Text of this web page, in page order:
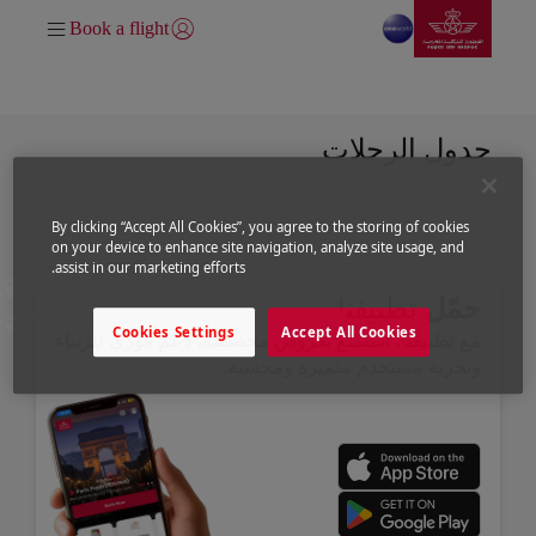
تخطي إلى المحتوى الرئيسي
انتقل إلى الصفحةتسجيل الدخول | انضم)
Book a flight
جدول الرحلات
حمّلتطبيقنا
مع تطبيقنا، استمتع بعروض مخصصة، دعم فوري للزبناء
By clicking “Accept All Cookies”, you agree to the storing of cookies
on your device to enhance site navigation, analyze site usage, and
assist in our marketing efforts.
Accept All Cookies
Cookies Settings